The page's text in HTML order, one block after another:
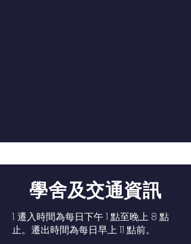
學舍及交通資訊
1. 遷入時間為每日下午 1 點至晚上 8 點
止。遷出時間為每日早上 11 點前。